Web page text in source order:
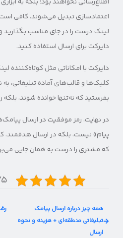
اعتمادسازی تبدیل می‌شوند. کافی
لینک درست را در جای مناسب بگذارید
دایرکت برای ارسال استفاده کنید.
دایرکت با امکاناتی مثل کوتاه‌کننده
کلیک‌ها و قالب‌های آماده تبلیغاتی،
بفرستید که نه‌تنها خوانده شوند،
در نهایت، رمز موفقیت در ارسال
پیام» نیست، بلکه در ارسال هدفمند،
که مشتری را درست به همان جایی
۵/۵
همه چیز درباره ارسال پیامک
تبلیغاتی منطقه‌ای + هزینه و نحوه
ارسال